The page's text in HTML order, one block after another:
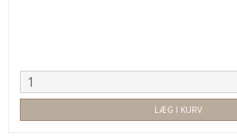
LÆG I KURV